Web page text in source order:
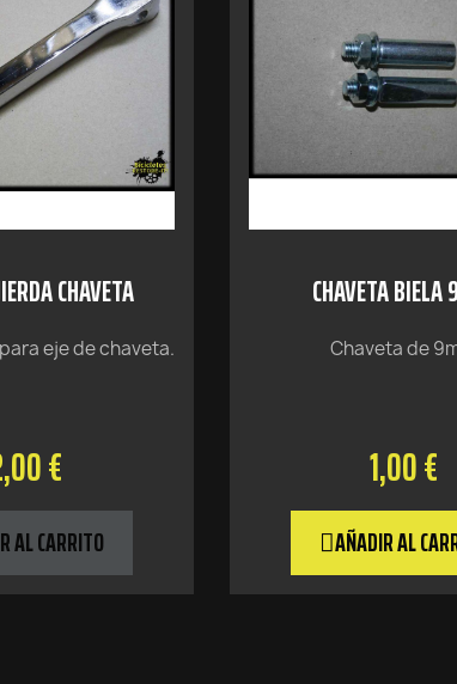
CHAVETA
eje de chaveta.
€
AL CARRITO
CHAVETA
Chaveta de
1,00 €
AÑADIR AL